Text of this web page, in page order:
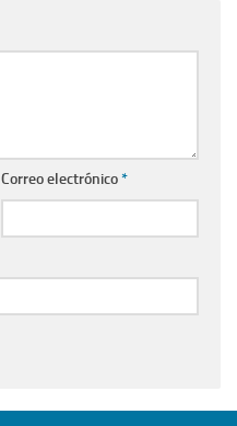
Correo electrónico*